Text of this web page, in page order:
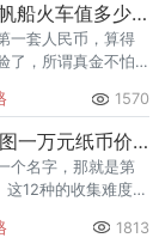
第一套人民币20元帆船火车值多少钱 20元帆船火车价格
一套人民币，算得
了，所谓真金不怕
价值了。这就得从
1570
牧马图人民币 牧马图一万元纸币价格
个名字，那就是第
这12种的收集难度最
1813